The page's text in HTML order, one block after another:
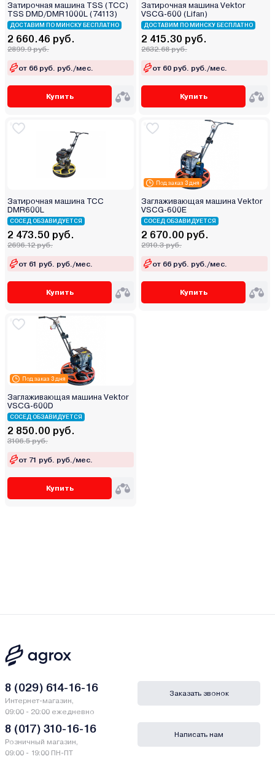
Затирочная машина TSS (ТСС)
TSS DMD/DMR1000L (74113)
ДОСТАВИМ ПО МИНСКУ БЕСПЛАТНО
2 660.46 руб.
2899.9 руб.
от 66 руб. руб./мес.
Купить
Затирочная машина Vektor
VSCG-600 (Lifan)
ДОСТАВИМ ПО МИНСКУ БЕСПЛАТНО
2 415.30 руб.
2632.68 руб.
от 60 руб. руб./мес.
Купить
Затирочная машина ТСС
DMR600L
СОСЕД ОБЗАВИДУЕТСЯ
2 473.50 руб.
2696.12 руб.
от 61 руб. руб./мес.
Купить
Под заказ 3 дня
Заглаживающая машина Vektor
VSCG-600E
СОСЕД ОБЗАВИДУЕТСЯ
2 670.00 руб.
2910.3 руб.
от 66 руб. руб./мес.
Купить
Под заказ 3 дня
Заглаживающая машина Vektor
VSCG-600D
СОСЕД ОБЗАВИДУЕТСЯ
2 850.00 руб.
3106.5 руб.
от 71 руб. руб./мес.
Купить
8 (029) 614-16-16
Интернет-магазин,
09:00 - 20:00 ежедневно
8 (017) 310-16-16
Розничный магазин,
09:00 - 19:00 ПН-ПТ
Заказать звонок
Написать нам